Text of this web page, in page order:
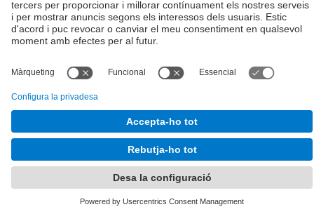
Desenvolupat amb
Mapa del lloc
Accessibilitat
Avís legal
Configuració de privadesa